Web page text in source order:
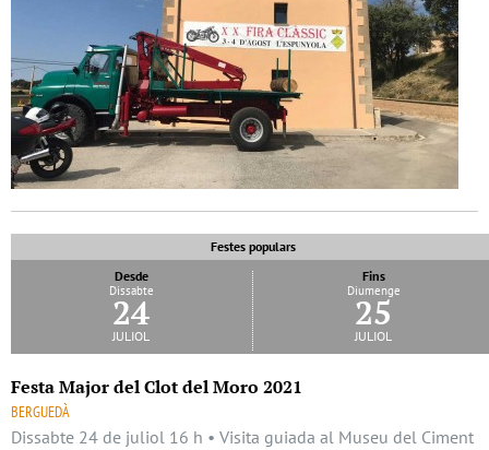
Festes populars
Desde
Dissabte
24
juliol
Fins
Diumenge
25
juliol
Festa Major del Clot del Moro 2021
BERGUEDÀ
Dissabte 24 de juliol 16 h • Visita guiada al Museu del Ciment